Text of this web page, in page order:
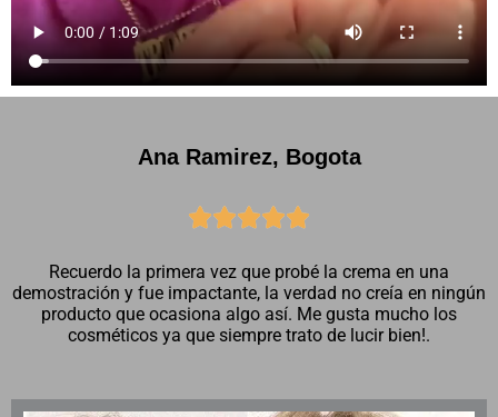
Ana Ramirez, Bogota

Recuerdo la primera vez que probé la crema en una
demostración y fue impactante, la verdad no creía en ningún
producto que ocasiona algo así. Me gusta mucho los
cosméticos ya que siempre trato de lucir bien!.